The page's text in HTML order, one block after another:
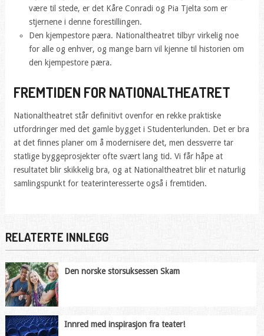
være til stede, er det Kåre Conradi og Pia Tjelta som er
stjernene i denne forestillingen.
Den kjempestore pæra. Nationaltheatret tilbyr virkelig noe
for alle og enhver, og mange barn vil kjenne til historien om
den kjempestore pæra.
FREMTIDEN FOR NATIONALTHEATRET
Nationaltheatret står definitivt ovenfor en rekke praktiske
utfordringer med det gamle bygget i Studenterlunden. Det er bra
at det finnes planer om å modernisere det, men dessverre tar
statlige byggeprosjekter ofte svært lang tid. Vi får håpe at
resultatet blir skikkelig bra, og at Nationaltheatret blir et naturlig
samlingspunkt for teaterinteresserte også i fremtiden.
RELATERTE INNLEGG
Den norske storsuksessen Skam
Innred med inspirasjon fra teater!